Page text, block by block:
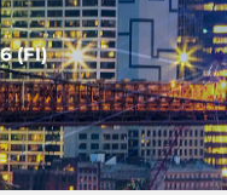
(FI)